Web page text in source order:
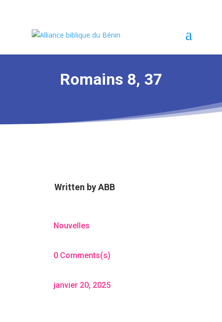
Romains 8, 37
Written byABB
Nouvelles
0 Comments(s)
janvier 20, 2025